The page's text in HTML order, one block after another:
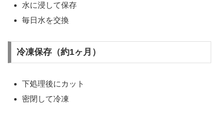
水に浸して保存
毎日水を交換
冷凍保存（約1ヶ月）
下処理後にカット
密閉して冷凍